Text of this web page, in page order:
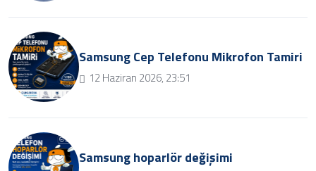
Samsung Cep Telefonu Mikrofon Tamiri
12 Haziran 2026, 23:51
Samsung hoparlör değişimi